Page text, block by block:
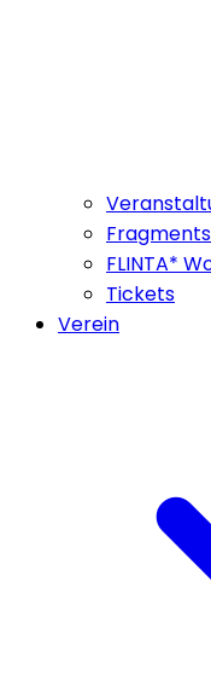
FLINTA*
Tickets
Verein